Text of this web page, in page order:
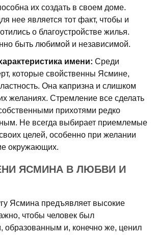
их создать в своем доме.
нее является тот факт, чтобы и
о благоустройстве жилья.
быть любимой и независимой.
имени: Среди
которые свойственны Ясмине,
Она капризна и слишком
желаниях. Стремление все сделать
прихотями редко
Не всегда выбирает приемлемые
целей, особенно при желании
окружающих.
ЯСМИНА В ЛЮБВИ И
Ясмина предъявляет высокие
чтобы человек был
образованным и, конечно же, ценил